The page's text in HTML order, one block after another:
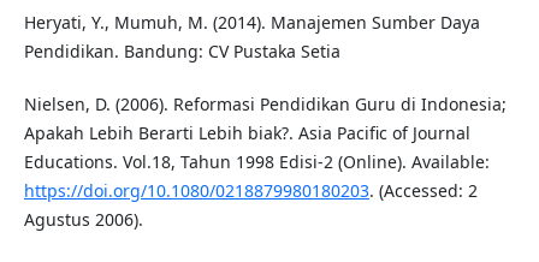
Heryati, Y., Mumuh, M. (2014). Manajemen Sumber Daya
Pendidikan. Bandung: CV Pustaka Setia
Nielsen, D. (2006). Reformasi Pendidikan Guru di Indonesia;
Apakah Lebih Berarti Lebih biak?. Asia Pacific of Journal
Educations. Vol.18, Tahun 1998 Edisi-2 (Online). Available:
https://doi.org/10.1080/0218879980180203. (Accessed: 2
Agustus 2006).